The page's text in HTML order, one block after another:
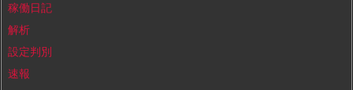
稼働日記
解析
設定判別
速報